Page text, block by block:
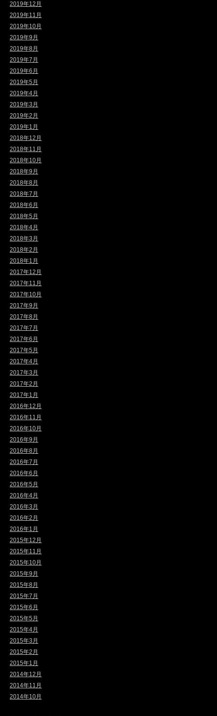
2019年12月
2019年11月
2019年10月
2019年9月
2019年8月
2019年7月
2019年6月
2019年5月
2019年4月
2019年3月
2019年2月
2019年1月
2018年12月
2018年11月
2018年10月
2018年9月
2018年8月
2018年7月
2018年6月
2018年5月
2018年4月
2018年3月
2018年2月
2018年1月
2017年12月
2017年11月
2017年10月
2017年9月
2017年8月
2017年7月
2017年6月
2017年5月
2017年4月
2017年3月
2017年2月
2017年1月
2016年12月
2016年11月
2016年10月
2016年9月
2016年8月
2016年7月
2016年6月
2016年5月
2016年4月
2016年3月
2016年2月
2016年1月
2015年12月
2015年11月
2015年10月
2015年9月
2015年8月
2015年7月
2015年6月
2015年5月
2015年4月
2015年3月
2015年2月
2015年1月
2014年12月
2014年11月
2014年10月